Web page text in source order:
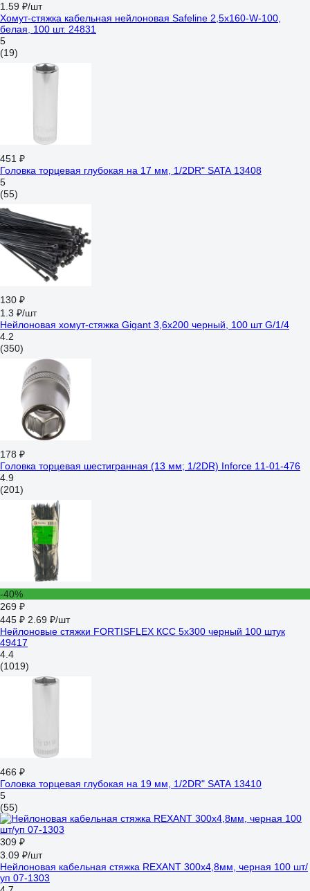
1.59 ₽/шт
Хомут-стяжка кабельная нейлоновая Safeline 2,5x160-W-100,
белая, 100 шт. 24831
5
(19)
451 ₽
Головка торцевая глубокая на 17 мм, 1/2DR" SATA 13408
5
(55)
130 ₽
1.3 ₽/шт
Нейлоновая хомут-стяжка Gigant 3,6х200 черный, 100 шт G/1/4
4.2
(350)
178 ₽
Головка торцевая шестигранная (13 мм; 1/2DR) Inforce 11-01-476
4.9
(201)
-40%
269 ₽
445 ₽ 2.69 ₽/шт
Нейлоновые стяжки FORTISFLEX КСС 5х300 черный 100 штук
49417
4.4
(1019)
466 ₽
Головка торцевая глубокая на 19 мм, 1/2DR" SATA 13410
5
(55)
309 ₽
3.09 ₽/шт
Нейлоновая кабельная стяжка REXANT 300x4,8мм, черная 100 шт/
уп 07-1303